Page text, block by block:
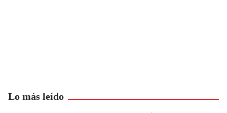
Lo más leído